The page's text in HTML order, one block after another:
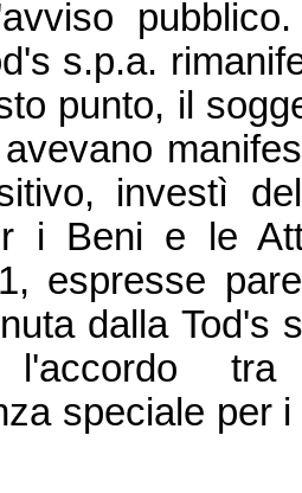
s.p.a.
punto, il
investì
i Beni e le
espresse
dalla Tod's
l'accordo
speciale per